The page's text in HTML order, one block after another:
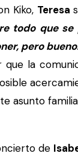
Kiko, Teresa
todo que
pero
que la
asunto
de